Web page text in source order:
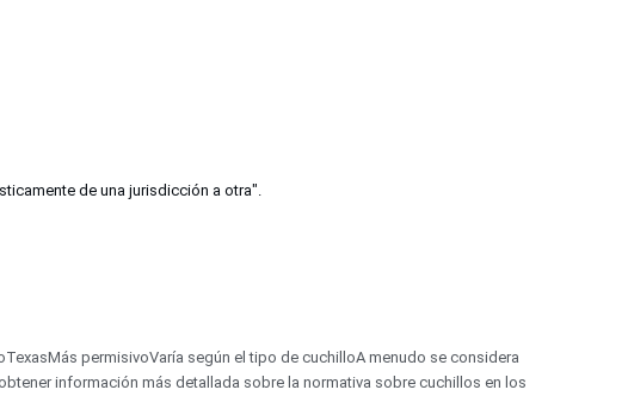
de una jurisdicción a otra".
permisivoVaría según el tipo de cuchilloA menudo se considera
información más detallada sobre la normativa sobre cuchillos en los